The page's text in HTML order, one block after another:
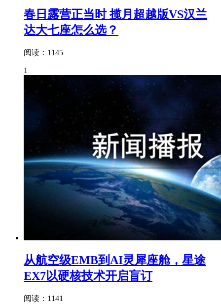
春日露营正当时 揽月超越版VS汉兰
达大七座怎么选？
阅读：1145
1
从航空级EMB到AI灵犀座舱，星途
EX7以硬核技术开启盲订
阅读：1141